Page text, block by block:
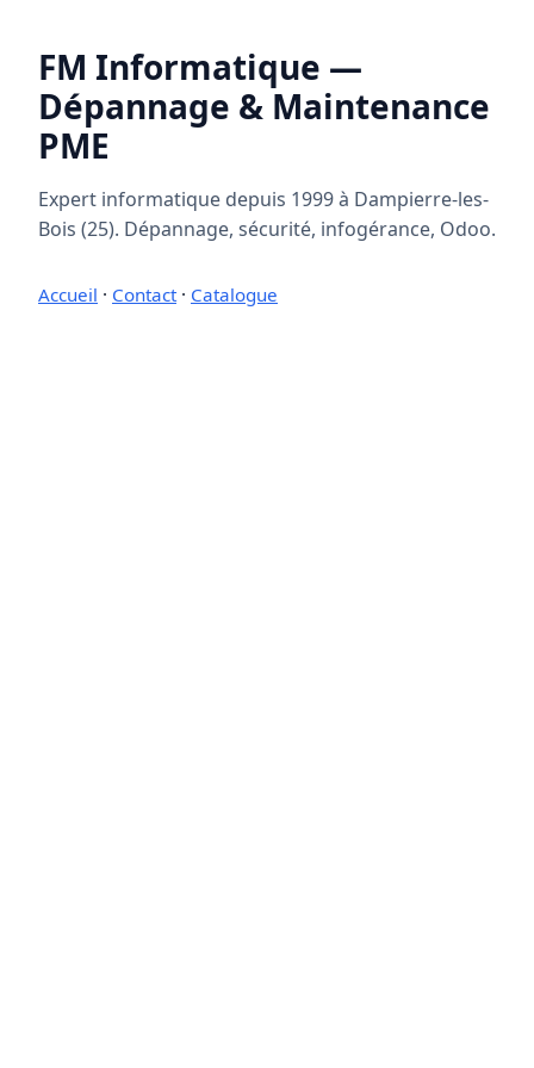
FM Informatique —
Dépannage & Maintenance
PME
Expert informatique depuis 1999 à Dampierre-les-
Bois (25). Dépannage, sécurité, infogérance, Odoo.
Accueil · Contact· Catalogue